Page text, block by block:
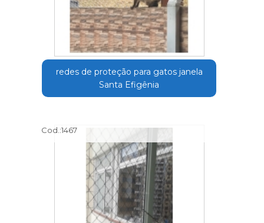
redes de proteção para gatos janela
Santa Efigênia
Cod.:1467